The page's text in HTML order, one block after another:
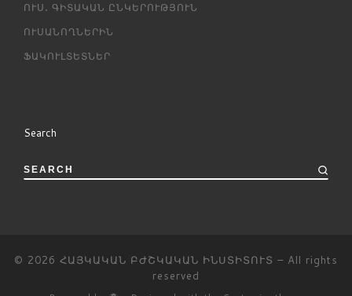
ՈՒՍ․ ԳԻՏԱԿԱՆ ԸՆԿԵՐՈՒԹՅՈՒՆ
ՈՒՍԱՆՈՂՆԵՐԻՆ
ՖԱԿՈՒԼՏԵՏՆԵՐ
Search
SEARCH
© 2026 ՀԱՅԿԱԿԱՆ ԲԺՇԿԱԿԱՆ ԻՆՍՏԻՏՈՒՏ – All rights
reserved